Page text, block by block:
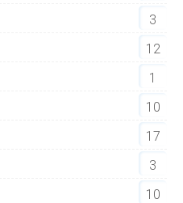
3
12
1
10
17
3
10